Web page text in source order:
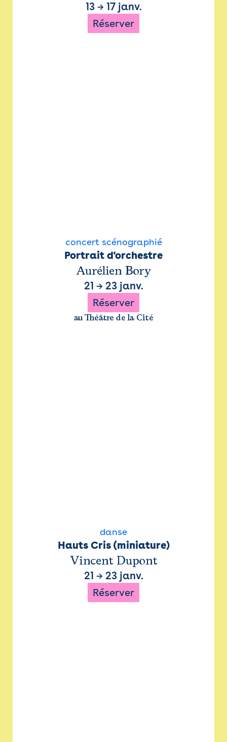
13→ 17 janv.
Réserver
concert scénographié
Portrait d'orchestre
Aurélien Bory
21 → 23 janv.
Réserver
au Théâtre de la Cité
danse
Hauts Cris (miniature)
Vincent Dupont
21 → 23 janv.
Réserver